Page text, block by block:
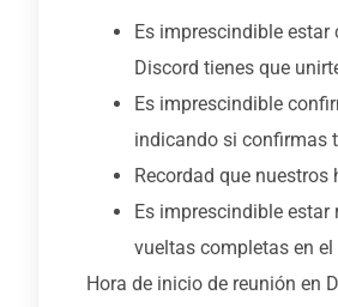
Es imprescindible estar
Discord tienes que
Es imprescindible
indicando si confirmas
Recordad que nuestros
Es imprescindible
vueltas completas en
Hora de inicio de reunión en